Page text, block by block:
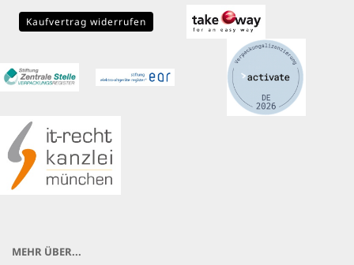
Kaufvertrag widerrufen
MEHR ÜBER...